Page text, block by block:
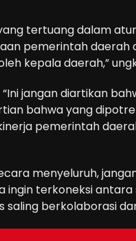
tertuang dalam
pemerintah daerah
kepala daerah,”
“Ini jangan diartikan
bahwa yang
pemerintah
menyeluruh,
ingin terkoneksi antara
saling berkolaborasi